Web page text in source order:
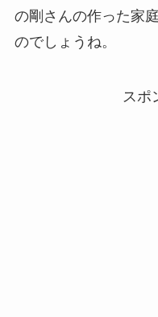
の剛さんの作った家
のでしょうね。
スポ